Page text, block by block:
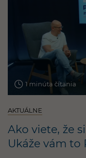
1 minúta čítania
AKTUÁLNE
Ako viete, že
Ukáže vám to